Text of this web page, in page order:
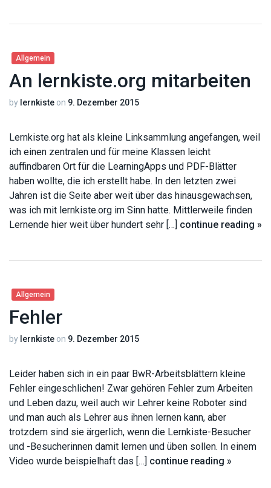
Allgemein
An lernkiste.org mitarbeiten
by lernkiste on 9. Dezember 2015
Lernkiste.org hat als kleine Linksammlung angefangen, weil
ich einen zentralen und für meine Klassen leicht
auffindbaren Ort für die LearningApps und PDF-Blätter
haben wollte, die ich erstellt habe. In den letzten zwei
Jahren ist die Seite aber weit über das hinausgewachsen,
was ich mit lernkiste.org im Sinn hatte. Mittlerweile finden
Lernende hier weit über hundert sehr […] continue reading »
Allgemein
Fehler
by lernkiste on 9. Dezember 2015
Leider haben sich in ein paar BwR-Arbeitsblättern kleine
Fehler eingeschlichen! Zwar gehören Fehler zum Arbeiten
und Leben dazu, weil auch wir Lehrer keine Roboter sind
und man auch als Lehrer aus ihnen lernen kann, aber
trotzdem sind sie ärgerlich, wenn die Lernkiste-Besucher
und -Besucherinnen damit lernen und üben sollen. In einem
Video wurde beispielhaft das […] continue reading »